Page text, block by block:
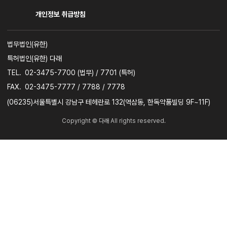
개인정보 취급방침
사업자명
법무법인(유한)
특허법인(유한) 다래
TEL. 02-3475-7700 (법무) / 7701 (특허)
FAX. 02-3475-7777 / 7788 / 7778
주소
(06235)서울특별시 강남구 테헤란로 132(역삼동, 한독약품빌딩 9F~11F)
Copyright © 다래 All rights reserved.